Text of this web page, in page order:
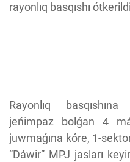
rayonlıq basqıshı
Rayonlıq
jeńimpaz bolǵan 4
juwmaǵına kóre, 1-
“Dáwir” MPJ jasları